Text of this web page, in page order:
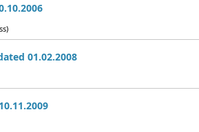
01.02.2008